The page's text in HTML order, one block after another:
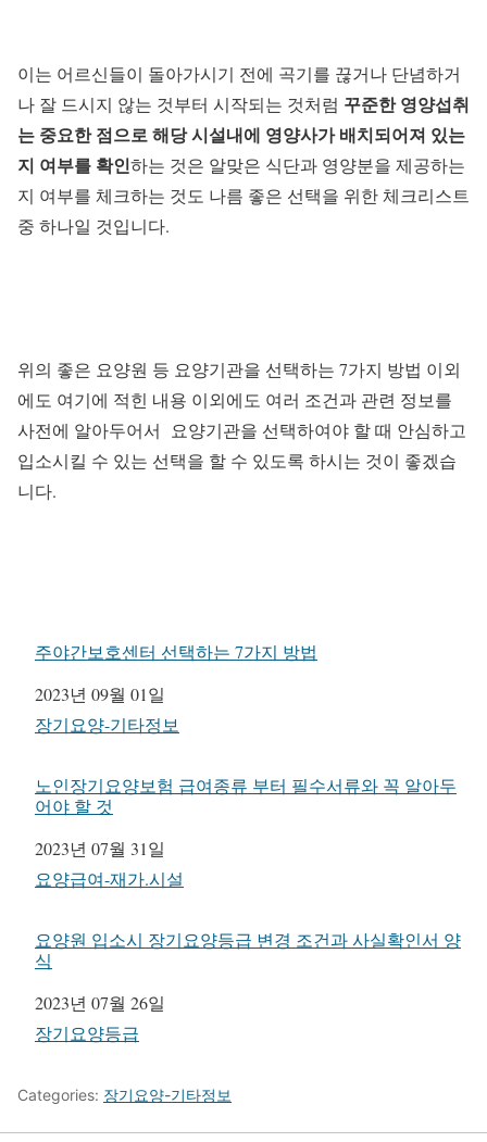
이는 어르신들이 돌아가시기 전에 곡기를 끊거나 단념하거
나 잘 드시지 않는 것부터 시작되는 것처럼 꾸준한 영양섭취
는 중요한 점으로 해당 시설내에 영양사가 배치되어져 있는
지 여부를 확인하는 것은 알맞은 식단과 영양분을 제공하는
지 여부를 체크하는 것도 나름 좋은 선택을 위한 체크리스트
중 하나일 것입니다.
위의 좋은 요양원 등 요양기관을 선택하는 7가지 방법 이외
에도 여기에 적힌 내용 이외에도 여러 조건과 관련 정보를
사전에 알아두어서 요양기관을 선택하여야 할 때 안심하고
입소시킬 수 있는 선택을 할 수 있도록 하시는 것이 좋겠습
니다.
주야간보호센터 선택하는 7가지 방법
일자
2023년 09월 01일
관련 항목
장기요양-기타정보
노인장기요양보험 급여종류 부터 필수서류와 꼭 알아두
어야 할 것
일자
2023년 07월 31일
관련 항목
요양급여-재가.시설
요양원 입소시 장기요양등급 변경 조건과 사실확인서 양
식
일자
2023년 07월 26일
관련 항목
장기요양등급
Categories: 장기요양-기타정보